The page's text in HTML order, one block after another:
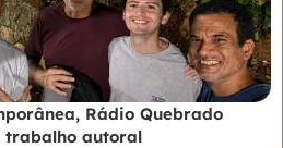
Rádio Quebrado
trabalho autoral